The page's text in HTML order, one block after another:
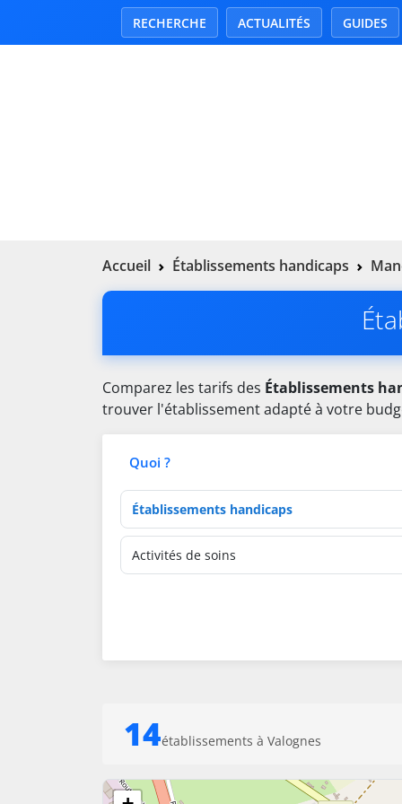
RECHERCHE ACTUALITÉS GUIDES
Accueil Établissements handicaps
Comparez les tarifs des Établissements
trouver l'établissement adapté à votre
Quoi ?
Type d'établissement
Activités de soins
14établissements à Valognes